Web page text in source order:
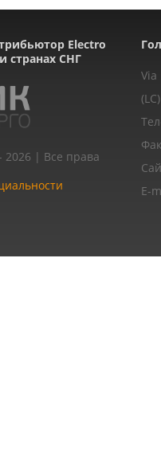
Electro
странах СНГ
| Все права
Via
E-